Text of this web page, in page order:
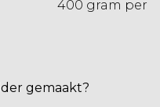
400 gram per
gemaakt?